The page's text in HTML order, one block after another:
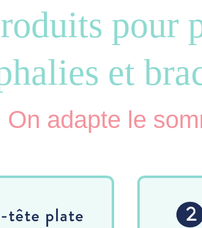
pour
et
On adapte le
tête plate